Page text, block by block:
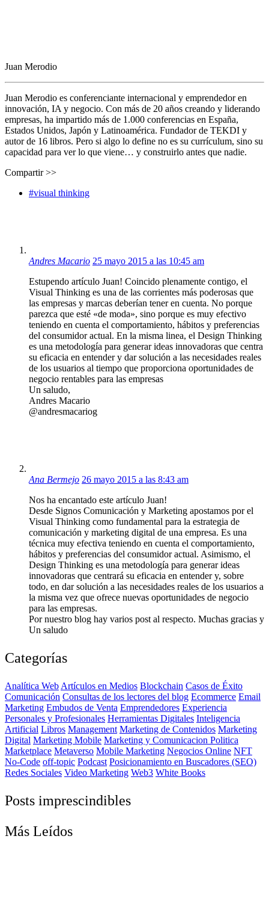
Juan Merodio
Juan Merodio es conferenciante internacional y emprendedor en
innovación, IA y negocio. Con más de 20 años creando y liderando
empresas, ha impartido más de 1.000 conferencias en España,
Estados Unidos, Japón y Latinoamérica. Fundador de TEKDI y
autor de 16 libros. Pero si algo lo define no es su currículum, sino su
capacidad para ver lo que viene… y construirlo antes que nadie.
Compartir >>
#visual thinking
Andres Macario 25 mayo 2015 a las 10:45 am
Estupendo artículo Juan! Coincido plenamente contigo, el
Visual Thinking es una de las corrientes más poderosas que
las empresas y marcas deberían tener en cuenta. No porque
parezca que esté «de moda», sino porque es muy efectivo
teniendo en cuenta el comportamiento, hábitos y preferencias
del consumidor actual. En la misma linea, el Design Thinking
es una metodología para generar ideas innovadoras que centra
su eficacia en entender y dar solución a las necesidades reales
de los usuarios al tiempo que proporciona oportunidades de
negocio rentables para las empresas
Un saludo,
Andres Macario
@andresmacariog
Ana Bermejo 26 mayo 2015 a las 8:43 am
Nos ha encantado este artículo Juan!
Desde Signos Comunicación y Marketing apostamos por el
Visual Thinking como fundamental para la estrategia de
comunicación y marketing digital de una empresa. Es una
técnica muy efectiva teniendo en cuenta el comportamiento,
hábitos y preferencias del consumidor actual. Asimismo, el
Design Thinking es una metodología para generar ideas
innovadoras que centrará su eficacia en entender y, sobre
todo, en dar solución a las necesidades reales de los usuarios a
la misma vez que ofrece nuevas oportunidades de negocio
para las empresas.
Por nuestro blog hay varios post al respecto. Muchas gracias y
Un saludo
Categorías
Analítica Web Artículos en Medios Blockchain Casos de Éxito
Comunicación Consultas de los lectores del blog Ecommerce Email
Marketing Embudos de Venta Emprendedores Experiencia
Personales y Profesionales Herramientas Digitales Inteligencia
Artificial Libros Management Marketing de Contenidos Marketing
Digital Marketing Mobile Marketing y Comunicacion Politica
Marketplace Metaverso Mobile Marketing Negocios Online NFT
No-Code off-topic Podcast Posicionamiento en Buscadores (SEO)
Redes Sociales Video Marketing Web3 White Books
Posts imprescindibles
Más Leídos